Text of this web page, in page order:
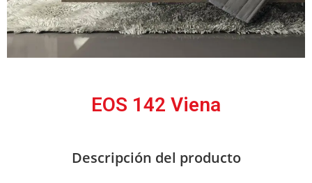
EOS 142 Viena
Descripción del producto